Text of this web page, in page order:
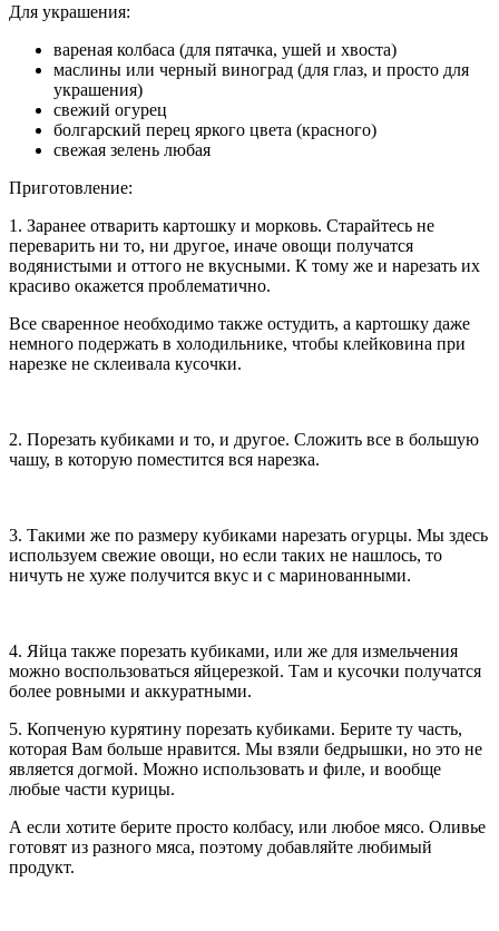
Для украшения:
вареная колбаса (для пятачка, ушей и хвоста)
маслины или черный виноград (для глаз, и просто для
украшения)
свежий огурец
болгарский перец яркого цвета (красного)
свежая зелень любая
Приготовление:
1. Заранее отварить картошку и морковь. Старайтесь не
переварить ни то, ни другое, иначе овощи получатся
водянистыми и оттого не вкусными. К тому же и нарезать их
красиво окажется проблематично.
Все сваренное необходимо также остудить, а картошку даже
немного подержать в холодильнике, чтобы клейковина при
нарезке не склеивала кусочки.
2. Порезать кубиками и то, и другое. Сложить все в большую
чашу, в которую поместится вся нарезка.
3. Такими же по размеру кубиками нарезать огурцы. Мы здесь
используем свежие овощи, но если таких не нашлось, то
ничуть не хуже получится вкус и с маринованными.
4. Яйца также порезать кубиками, или же для измельчения
можно воспользоваться яйцерезкой. Там и кусочки получатся
более ровными и аккуратными.
5. Копченую курятину порезать кубиками. Берите ту часть,
которая Вам больше нравится. Мы взяли бедрышки, но это не
является догмой. Можно использовать и филе, и вообще
любые части курицы.
А если хотите берите просто колбасу, или любое мясо. Оливье
готовят из разного мяса, поэтому добавляйте любимый
продукт.